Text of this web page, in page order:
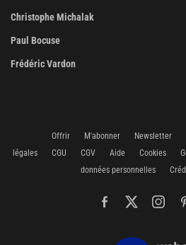
Christophe Michalak
Paul Bocuse
Frédéric Vardon
Offrir M'abonner Newsletter
légales
CGU CGV Aide Cookies
données personnelles